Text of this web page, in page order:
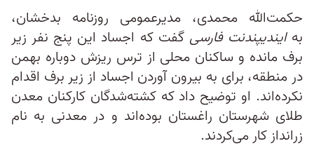
حکمت‌الله محمدی، مدیرعمومی روزنامه بدخشان،
بهایندیپندنت فارسی گفت که اجساد این پنج نفر زیر
برف مانده و ساکنان محلی از ترس ریزش دوباره بهمن
در منطقه، برای به بیرون آوردن اجساد از زیر برف اقدام
نکرده‌اند. او توضیح داد که کشته‌شدگان کارکنان معدن
طلای شهرستان راغستان بوده‌اند و در معدنی به نام
زرانداز کار می‌کردند.